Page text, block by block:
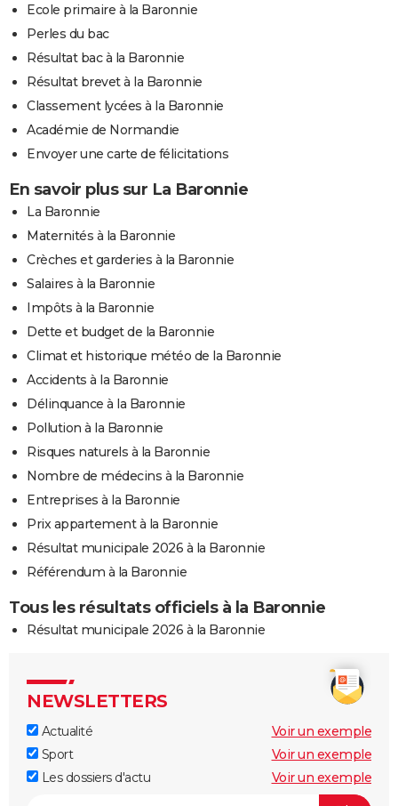
Ecole primaire à la Baronnie
Perles du bac
Résultat bac à la Baronnie
Résultat brevet à la Baronnie
Classement lycées à la Baronnie
Académie de Normandie
Envoyer une carte de félicitations
En savoir plus sur La Baronnie
La Baronnie
Maternités à la Baronnie
Crèches et garderies à la Baronnie
Salaires à la Baronnie
Impôts à la Baronnie
Dette et budget de la Baronnie
Climat et historique météo de la Baronnie
Accidents à la Baronnie
Délinquance à la Baronnie
Pollution à la Baronnie
Risques naturels à la Baronnie
Nombre de médecins à la Baronnie
Entreprises à la Baronnie
Prix appartement à la Baronnie
Résultat municipale 2026 à la Baronnie
Référendum à la Baronnie
Tous les résultats officiels à la Baronnie
Résultat municipale 2026 à la Baronnie
NEWSLETTERS
Actualité
Voir un exemple
Sport
Voir un exemple
Les dossiers d'actu
Voir un exemple